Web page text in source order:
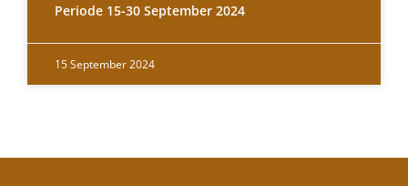
Periode 15-30 September 2024
15 September 2024